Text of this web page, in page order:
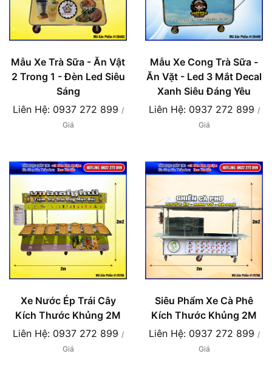
Mẫu Xe Trà Sữa - Ăn Vật
2 Trong 1 - Đèn Led Siêu
Sáng
Liên Hệ: 0937 272 899 /
Giá
Mẫu Xe Cong Trà Sữa -
Ăn Vặt - Led 3 Mắt Decal
Xanh Siêu Đáng Yêu
Liên Hệ: 0937 272 899 /
Giá
Xe Nước Ép Trái Cây
Kích Thước Khủng 2M
Liên Hệ: 0937 272 899 /
Giá
Siêu Phẩm Xe Cà Phê
Kích Thước Khủng 2M
Liên Hệ: 0937 272 899 /
Giá